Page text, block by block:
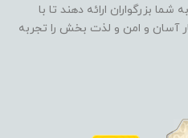
بزرگواران ارائه دهند تا با
آسان و امن و لذت بخش را تجربه